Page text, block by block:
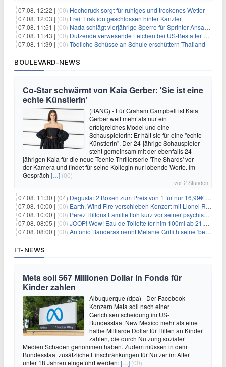
07.08. 12:22 | (00) Hochdruck sorgt für ruhiges und trockenes Wetter
07.08. 12:03 | (00) Frei: Fraktion geschlossen hinter Kanzler
07.08. 11:51 | (00) Nada schlägt vierjährige Sperre für Sprinter Ansah vor
07.08. 11:43 | (00) Dutzende verwesende Leichen bei US-Bestatter gefunden
07.08. 11:39 | (00) Tödliche Schüsse an Schule erschüttern Thailand
BOULEVARD-NEWS
Co-Star schwärmt von Kaia Gerber: 'Sie ist eine
echte Künstlerin'
(BANG) - Für Graham Campbell ist Kaia
Gerber weit mehr als nur ein
erfolgreiches Model und eine
Schauspielerin: Er hält sie für eine "echte
Künstlerin". Der 24-jährige Schauspieler
steht gemeinsam mit der ebenfalls 24-
jährigen Kaia für die neue Teenie-Thrillerserie 'The Shards' vor
der Kamera und findet für seine Kollegin nur lobende Worte. Im
Gespräch […] (00)
vor 2 Stunden
07.08. 11:30 | (04) Degusta: 2 Boxen zum Preis von 1 für nur 16,99€ inkl. Versand
07.08. 10:00 | (00) Earth, Wind Fire verschieben Konzert mit Lionel Richie nach medizinischem Notfall
07.08. 10:00 | (00) Perez Hiltons Familie floh kurz vor seiner psychischen Krise aus dem Haus
07.08. 08:05 | (00) JOOP! Wow! Eau de Toilette for him 100ml ab 21,84€ im Sparabo
07.08. 08:00 | (00) Antonio Banderas nennt Melanie Griffith seine 'beste Freundin'
IT-NEWS
Meta soll 567 Millionen Dollar in Fonds für
Kinder zahlen
Albuquerque (dpa) - Der Facebook-
Konzern Meta soll nach einer
Gerichtsentscheidung im US-
Bundesstaat New Mexico mehr als eine
halbe Milliarde Dollar für Hilfen an Kinder
zahlen, die durch Nutzung sozialer
Medien Schaden genommen haben. Zudem müssen in dem
Bundesstaat zusätzliche Einschränkungen für Nutzer im Alter
unter 18 Jahren eingeführt werden:[…] (00)